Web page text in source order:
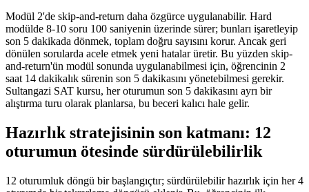
Modül 2'de skip-and-return daha özgürce uygulanabilir. Hard
modülde 8-10 soru 100 saniyenin üzerinde sürer; bunları işaretleyip
son 5 dakikada dönmek, toplam doğru sayısını korur. Ancak geri
dönülen sorularda acele etmek yeni hatalar üretir. Bu yüzden skip-
and-return'ün modül sonunda uygulanabilmesi için, öğrencinin 2
saat 14 dakikalık sürenin son 5 dakikasını yönetebilmesi gerekir.
Sultangazi SAT kursu, her oturumun son 5 dakikasını ayrı bir
alıştırma turu olarak planlarsa, bu beceri kalıcı hale gelir.
Hazırlık stratejisinin son katmanı: 12
oturumun ötesinde sürdürülebilirlik
12 oturumluk döngü bir başlangıçtır; sürdürülebilir hazırlık için her 4